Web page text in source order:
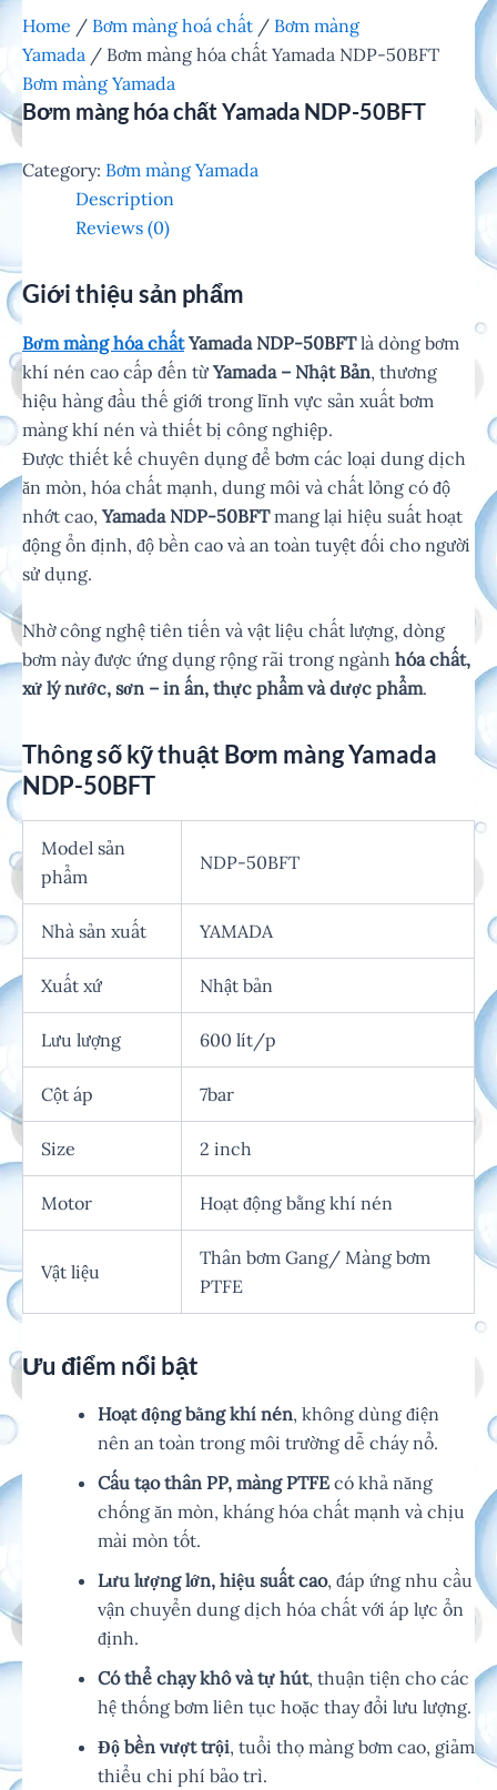
Home / Bơm màng hoá chất / Bơm màng
Yamada / Bơm màng hóa chất Yamada NDP-50BFT
Bơm màng Yamada
Bơm màng hóa chất Yamada NDP-50BFT
Category: Bơm màng Yamada
Description
Reviews (0)
Giới thiệu sản phẩm
Bơm màng hóa chấtYamada NDP-50BFTlà dòng bơm
khí nén cao cấp đến từ Yamada – Nhật Bản, thương
hiệu hàng đầu thế giới trong lĩnh vực sản xuất bơm
màng khí nén và thiết bị công nghiệp.
Được thiết kế chuyên dụng để bơm các loại dung dịch
ăn mòn, hóa chất mạnh, dung môi và chất lỏng có độ
nhớt cao, Yamada NDP-50BFTmang lại hiệu suất hoạt
động ổn định, độ bền cao và an toàn tuyệt đối cho người
sử dụng.
Nhờ công nghệ tiên tiến và vật liệu chất lượng, dòng
bơm này được ứng dụng rộng rãi trong ngành hóa chất,
xử lý nước, sơn – in ấn, thực phẩm và dược phẩm.
Thông số kỹ thuật Bơm màng Yamada
NDP-50BFT
Model sản
phẩm
NDP-50BFT
Nhà sản xuất YAMADA
Xuất xứ Nhật bản
Lưu lượng 600 lít/p
Cột áp 7bar
Size 2 inch
Motor Hoạt động bằng khí nén
Vật liệu
Thân bơm Gang/ Màng bơm
PTFE
Ưu điểm nổi bật
Hoạt động bằng khí nén, không dùng điện
nên an toàn trong môi trường dễ cháy nổ.
Cấu tạo thân PP, màng PTFE có khả năng
chống ăn mòn, kháng hóa chất mạnh và chịu
mài mòn tốt.
Lưu lượng lớn, hiệu suất cao, đáp ứng nhu cầu
vận chuyển dung dịch hóa chất với áp lực ổn
định.
Có thể chạy khô và tự hút, thuận tiện cho các
hệ thống bơm liên tục hoặc thay đổi lưu lượng.
Độ bền vượt trội, tuổi thọ màng bơm cao, giảm
thiểu chi phí bảo trì.